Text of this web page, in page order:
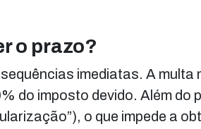
o prazo?
imediatas. A multa
do imposto devido. Além
o que impede a